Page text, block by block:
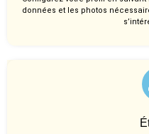
données et les photos